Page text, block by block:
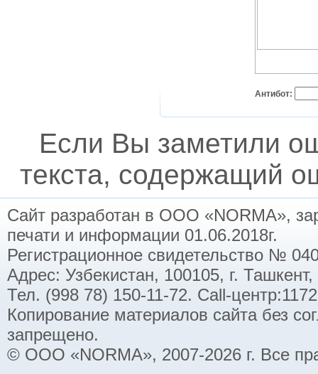
Антибот:
Если Вы заметили
текста, содержащий
Сайт разработан в ООО «NORMA»,
печати и информации 01.06.2018г.
Регистрационное свидетельство №
Адрес: Узбекистан, 100105, г.
Тел. (998 78) 150-11-72. Call-
Копирование материалов сайта без
запрещено.
© ООО «NORMA», 2007-2026 г. Все